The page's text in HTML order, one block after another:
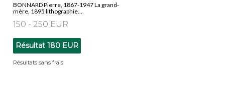
BONNARD Pierre, 1867-1947 La grand-
mère, 1895 lithographie...
150 - 250 EUR
Résultat 180 EUR
Résultats sans frais